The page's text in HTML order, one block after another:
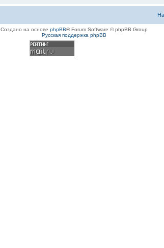
Создано на основе phpBB® Forum Software © phpBB Group
Русская поддержка phpBB